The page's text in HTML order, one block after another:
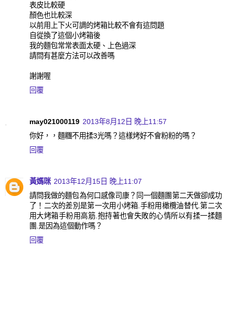
表皮比較硬
顏色也比較深
以前用上下火可調的烤箱比較不會有這問題
自從換了這個小烤箱後
我的麵包常常表面太硬、上色過深
請問有甚麼方法可以改善嗎
謝謝喔
回覆
may021000119 2013年8月12日 晚上11:57
你好，，麵糰不用揉3光嗎？這樣烤好不會粉粉的嗎？
回覆
黃媽咪 2013年12月15日 晚上11:07
請問我做的麵包為何口感像司康？同一個麵團第二天做卻成功
了！二次的差別是第一次用小烤箱.手粉用橄欖油替代.第二次
用大烤箱手粉用高筋.抱持著也會失敗的心情所以有揉一揉麵
團.是因為這個動作嗎？
回覆